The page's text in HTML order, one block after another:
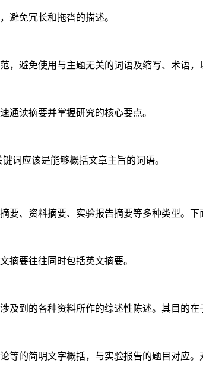
避免冗长和拖沓的描述。
，避免使用与主题无关的词语及缩写、术语，
通读摘要并掌握研究的核心要点。
词应该是能够概括文章主旨的词语。
要、资料摘要、实验报告摘要等多种类型。下
摘要往往同时包括英文摘要。
及到的各种资料所作的综述性陈述。其目的在
等的简明文字概括，与实验报告的题目对应